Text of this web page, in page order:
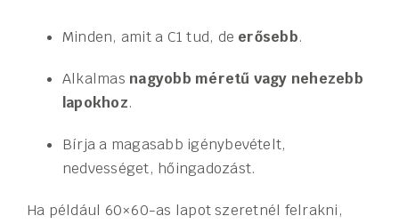
Minden, amit a C1 tud, de erősebb.
Alkalmas nagyobb méretű vagy nehezebb
lapokhoz.
Bírja a magasabb igénybevételt,
nedvességet, hőingadozást.
Ha például 60×60-as lapot szeretnél felrakni,